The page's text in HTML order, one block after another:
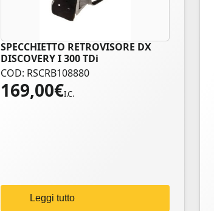
SPECCHIETTO RETROVISORE DX
DISCOVERY I 300 TDi
COD: RSCRB108880
169,00€I.C.
Leggi tutto